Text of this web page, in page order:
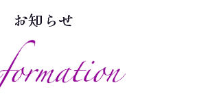
お知らせ